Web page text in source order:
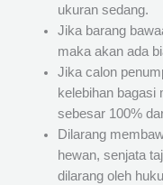
ukuran sedang.
Jika barang
maka akan ada
Jika calon
kelebihan bagasi
sebesar 100%
Dilarang
hewan, senjata
dilarang oleh